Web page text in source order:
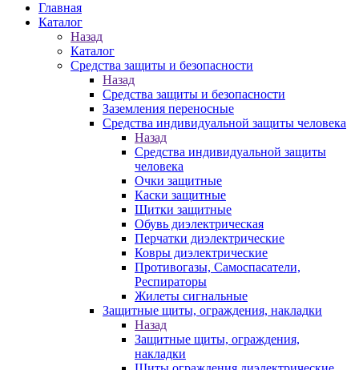
Главная
Каталог
Назад
Каталог
Средства защиты и безопасности
Назад
Средства защиты и безопасности
Заземления переносные
Средства индивидуальной защиты человека
Назад
Средства индивидуальной защиты
человека
Очки защитные
Каски защитные
Щитки защитные
Обувь диэлектрическая
Перчатки диэлектрические
Ковры диэлектрические
Противогазы, Самоспасатели,
Респираторы
Жилеты сигнальные
Защитные щиты, ограждения, накладки
Назад
Защитные щиты, ограждения,
накладки